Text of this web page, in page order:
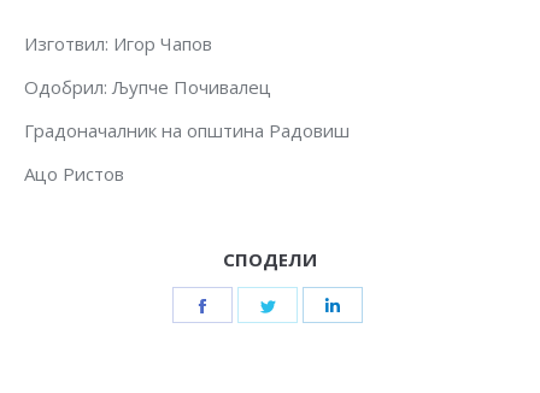
Изготвил: Игор Чапов
Одобрил: Љупче Почивалец
Градоначалник на општина Радовиш
Ацо Ристов
СПОДЕЛИ
Share
Share